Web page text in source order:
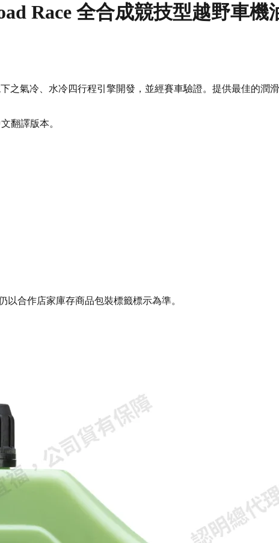
Race 全合成競技型越野車機
之氣冷、水冷四行程引擎開發，並經賽車驗證。提供最佳的潤
翻譯版本。
合作店家庫存商品包裝標籤標示為準。